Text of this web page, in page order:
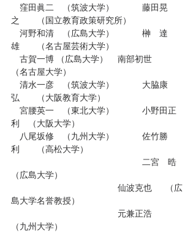
窪田眞二　（筑波大学）	　藤田晃
之　　（国立教育政策研究所）
河野和清　（広島大学）	　榊　達
雄　　（名古屋芸術大学）
古賀一博 （広島大学）	　南部初世
（名古屋大学）
清水一彦　（筑波大学）	　大脇康
弘　　（大阪教育大学）
宮腰英一　（東北大学）	　小野田正
利　（大阪大学）
八尾坂修　（九州大学）	　佐竹勝
利　　（高松大学）
（広島大学）
島大学名誉教授）
（九州大学）